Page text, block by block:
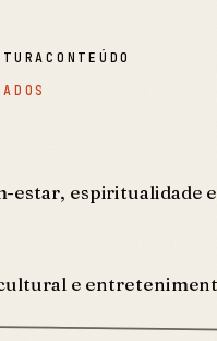
CONTEÚDO
estar, espiritualidade
e